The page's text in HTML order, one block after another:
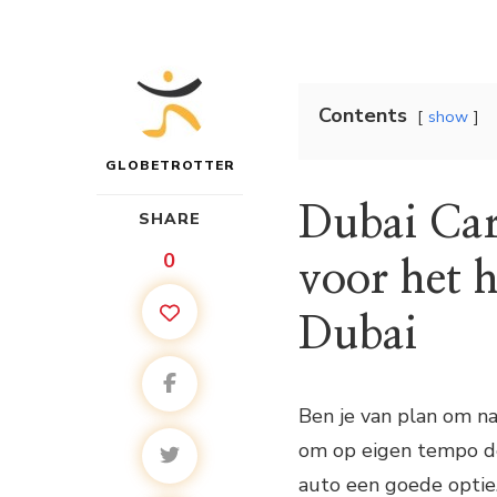
GLOBETROTTER
SHARE
0
Contents show
Dubai
voor het
Dubai
Ben je van plan om
om op eigen tempo
auto een goede